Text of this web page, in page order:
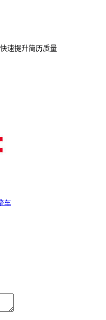
速提升简历质量
车